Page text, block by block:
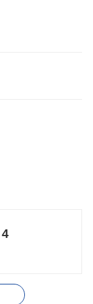
4